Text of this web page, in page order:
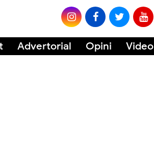
Advertorial Opini Video